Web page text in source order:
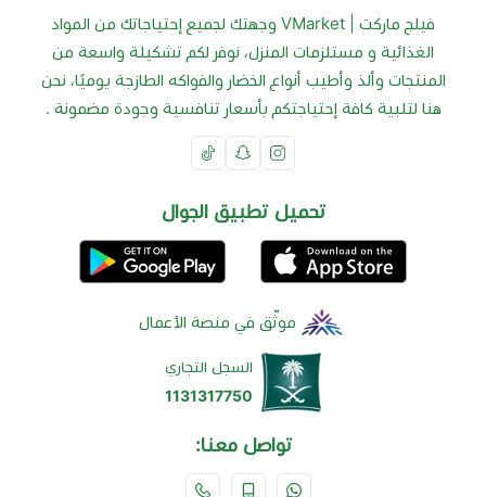
فيلج ماركت | VMarket وجهتك لجميع إحتياجاتك من المواد
الغذائية و مستلزمات المنزل، نوفر لكم تشكيلة واسعة من
المنتجات وألذ وأطيب أنواع الخضار والفواكه الطازجة يوميًا، نحن
هنا لتلبية كافة إحتياجتكم بأسعار تنافسية وجودة مضمونة .
تحميل تطبيق الجوال
موثّق في منصة الأعمال
السجل التجاري
1131317750
تواصل معنا: